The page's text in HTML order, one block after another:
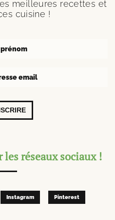
meilleures recettes et
cuisine !
réseaux sociaux !
Instagram Pinterest